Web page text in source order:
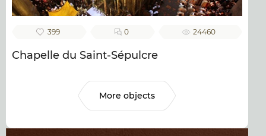
399 0 24460
Chapelle du Saint-Sépulcre
More objects